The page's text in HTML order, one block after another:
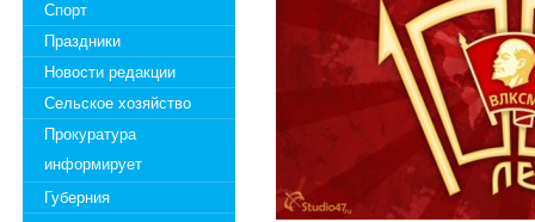
Спорт
Праздники
Новости редакции
Сельское хозяйство
Прокуратура
информирует
Губерния